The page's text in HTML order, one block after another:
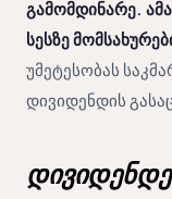
გამომდინარე.
სესზე
უმეტესობას
დივიდენდის